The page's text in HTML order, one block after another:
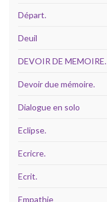
Départ.
Deuil
DEVOIR DE MEMOIRE.
Devoir due mémoire.
Dialogue en solo
Eclipse.
Ecricre.
Ecrit.
Empathie